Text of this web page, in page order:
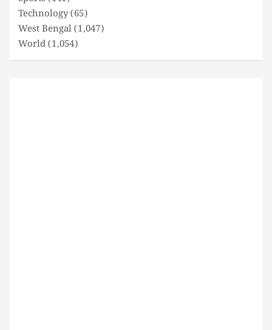
Technology(65)
West Bengal(1,047)
World(1,054)